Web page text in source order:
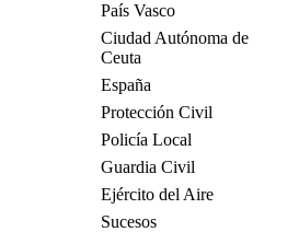
País Vasco
Ciudad Autónoma de
Ceuta
España
Protección Civil
Policía Local
Guardia Civil
Ejército del Aire
Sucesos